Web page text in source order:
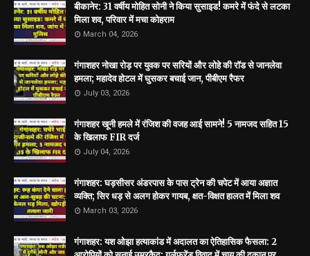
बीकानेर: 31 वर्षीय मोहित सोनी ने किया सुसाइड! कमरे में फंदे से लटका
मिला शव, परिवार में मचा कोहराम
March 04, 2026
गंगाशहर नोखा रोड़ पर युवक पर सरियों और लोहे की रॉड से जानलेवा
हमला; महादेव होटल में घुसकर बचाई जान, पीबीएम रैफर
July 03, 2026
गंगाशहर खूनी हमले में रंजिश की वजह आई सामने! 5 नामजद सहित 15
के खिलाफ FIR दर्ज
July 04, 2026
गंगाशहर: घड़सीसर अंडरपास के पास ट्रेन की चपेट में आया अज्ञात
व्यक्ति; सिर धड़ से अलग होकर गायब, क्षत-विक्षत हालत में मिला शव
March 03, 2026
गंगाशहर: यश ओझा हत्याकांड में अदालत का ऐतिहासिक फैसला: 2